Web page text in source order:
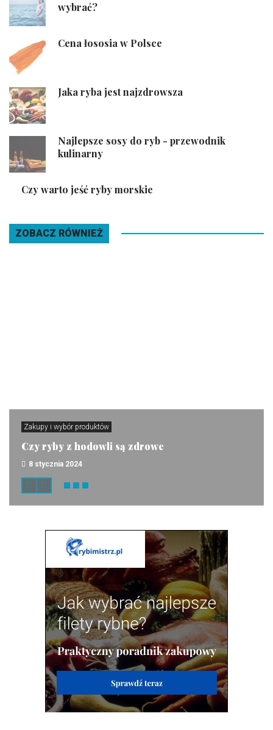
wybrać?
Cena łososia w Polsce
Jaka ryba jest najzdrowsza
Najlepsze sosy do ryb - przewodnik
kulinarny
Czy warto jeść ryby morskie
ZOBACZ RÓWNIEŻ
Zakupy i wybór produktów
Czy ryby z hodowli są zdrowe
8 stycznia 2024